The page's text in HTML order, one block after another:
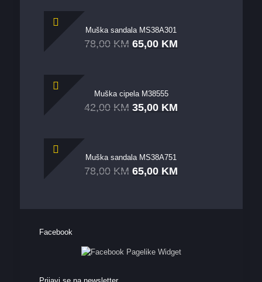
Muška sandala MS38A301
78,00 KM 65,00 KM
Muška cipela M38555
42,00 KM 35,00 KM
Muška sandala MS38A751
78,00 KM 65,00 KM
Facebook